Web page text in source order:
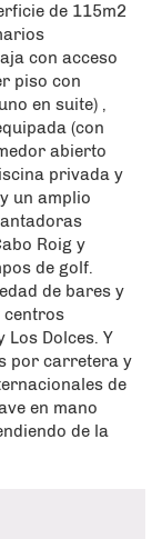
de 115m2
con acceso
piso con
en suite) ,
(con
abierto
privada y
un amplio
Roig y
de golf.
de bares y
centros
Los Dolces. Y
por carretera y
de
en mano
de la